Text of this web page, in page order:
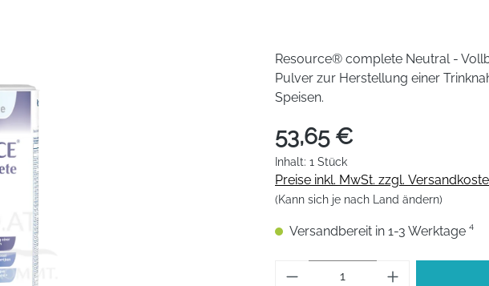
Resource® complete Neutral -
Pulver zur Herstellung einer
Speisen.
53,65 €
Inhalt: 1 Stück
Preise inkl. MwSt. zzgl.
(Kann sich je nach Land ändern)
Versandbereit in 1-3 Werktage ⁴
Produkt Anzahl: Gib